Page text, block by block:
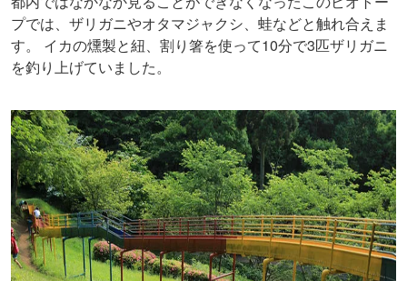
プでは、ザリガニやオタマジャクシ、蛙などと触れ合えま
す。 イカの燻製と紐、割り箸を使って10分で3匹ザリガニ
を釣り上げていました。